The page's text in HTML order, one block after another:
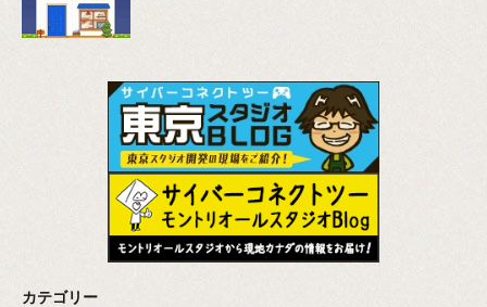
カテゴリー